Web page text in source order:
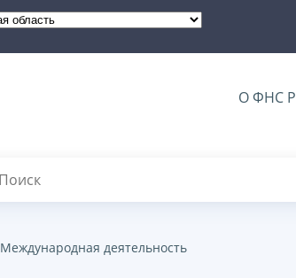
О ФНС
Международная деятельность